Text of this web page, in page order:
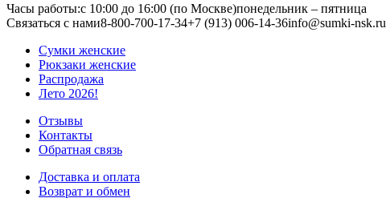
Часы работы:с 10:00 до 16:00 (по Москве)понедельник – пятница
Связаться с нами8-800-700-17-34+7 (913) 006-14-36info@sumki-nsk.ru
Сумки женские
Рюкзаки женские
Распродажа
Лето 2026!
Отзывы
Контакты
Обратная связь
Доставка и оплата
Возврат и обмен